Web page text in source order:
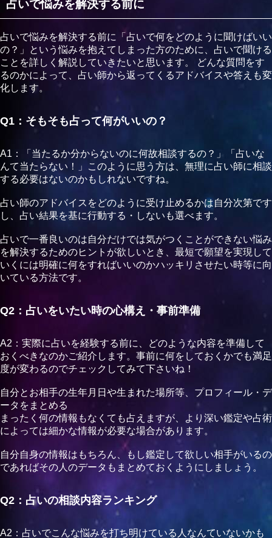
（UK様）
ミオさんに占っていただきました！
もう何度もお世話になっていて、いつも優しく寄り添って話
を聞いてくれます！
占いもとても当たります♩
（H様）
のよりどころにさせてもらっています！
寄り添ってもらいながら的確な言葉がほしい、背中を押して
もらいたい人は是非相談にきてみてください！
（Hさん)
とても話しやすく料金的にも優しい。
今回ミオさんに話を聞いてもらいましたが、最後まで親切
で、30分でたくさんのお話を聞くことができました。
久しぶりに占いした後にスッキリしました！
また通いたくなります。
占いで悩みを解決する前に
占いで悩みを解決する前に「占いで何をどのように聞けばいい
の？」という悩みを抱えてしまった方のために、占いで聞ける
ことを詳しく解説していきたいと思います。 どんな質問をす
るのかによって、占い師から返ってくるアドバイスや答えも変
化します。
Q1：そもそも占って何がいいの？
A1：「当たるか分からないのに何故相談するの？」「占いな
んて当たらない！」このように思う方は、無理に占い師に相談
する必要はないのかもしれないですね。
占い師のアドバイスをどのように受け止めるかは自分次第です
し、占い結果を基に行動する・しないも選べます。
占いで一番良いのは自分だけでは気がつくことができない悩み
を解決するためのヒントが欲しいとき、最短で願望を実現して
いくには明確に何をすればいいのかハッキリさせたい時等に向
いている方法です。
Q2：占いをいたい時の心構え・事前準備
A2：実際に占いを経験する前に、どのような内容を準備して
おくべきなのかご紹介します。事前に何をしておくかでも満足
度が変わるのでチェックしてみて下さいね！
自分とお相手の生年月日や生まれた場所等、プロフィール・デ
ータをまとめる
まったく何の情報もなくても占えますが、より深い鑑定や占術
によっては細かな情報が必要な場合があります。
自分自身の情報はもちろん、もし鑑定して欲しい相手がいるの
であればその人のデータもまとめておくようにしましょう。
Q2：占いの相談内容ランキング
A2：占いでこんな悩みを打ち明けている人なんていないかも